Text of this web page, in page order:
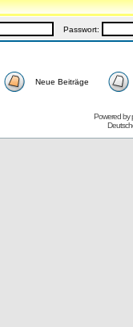
Passwort:
Neue Beiträge
Powered by